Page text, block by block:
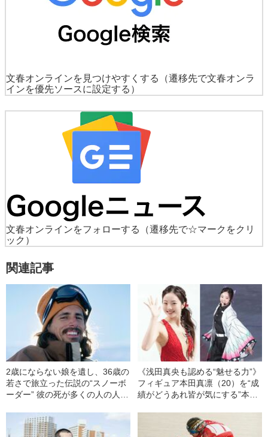
文春オンラインを見つけやすくする
（遷移先で文春オンラ
インを優先ソースに設定する）
文春オンラインをフォローする
（遷移先で☆マークをクリ
ック）
関連記事
2歳にならない娘を遺し、36歳の
若さで旅立った伝説の“スノーボ
ーダー” 彼の死が多くの人の人生
《浅田真央も認める“魅せる力”》
フィギュア本田真凛（20）を“成
績がどうあれ皆が気にする”本当